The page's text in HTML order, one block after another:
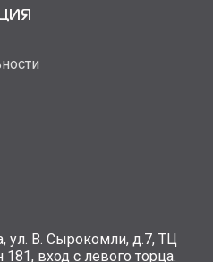
ул. В. Сырокомли, д.7, ТЦ
вход с левого торца.